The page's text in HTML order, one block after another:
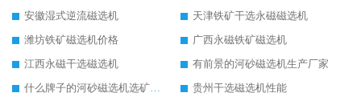
安徽湿式逆流磁选机
天津铁矿干选永磁磁选机
潍坊铁矿磁选机价格
广西永磁铁矿磁选机
江西永磁干选磁选机
有前景的河砂磁选机生产厂家
什么牌子的河砂磁选机选矿效果好
贵州干选磁选机性能